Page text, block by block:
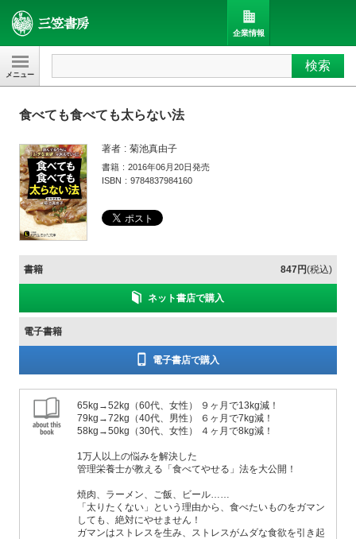
三笠書房 検索
企業情報
食べても食べても太らない法
著者 菊池真由子
書籍
2016年06月20日発売
ISBN
9784837984160
書籍 847円(税込)
ネット書店で購入
電子書籍
電子書店で購入
65kg→52kg（60代、女性） ９ヶ月で13kg減！
79kg→72kg（40代、男性） ６ヶ月で7kg減！
58kg→50kg（30代、女性） ４ヶ月で8kg減！
1万人以上の悩みを解決した
管理栄養士が教える「食べてやせる」法を大公開！
焼肉、ラーメン、ご飯、ビール……
「太りたくない」という理由から、食べたいものをガマン
しても、絶対にやせません！
ガマンはストレスを生み、ストレスがムダな食欲を引き起